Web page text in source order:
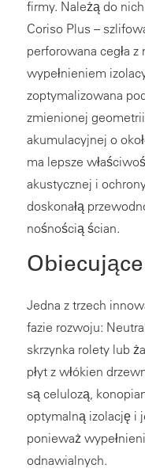
firmy. Należą do
Coriso Plus –
perforowana cegła
wypełnieniem
zoptymalizowana
zmienionej
akumulacyjnej o
ma lepsze
akustycznej i
doskonałą
nośnością ścian.
Jedna z trzech
fazie rozwoju:
skrzynka rolety lub
płyt z włókien
są celulozą,
optymalną izolację i
ponieważ
odnawialnych.